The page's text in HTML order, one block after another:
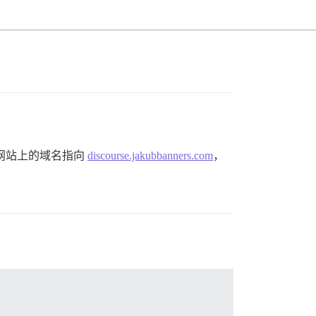
站上的域名指向 discourse.jakubbanners.com，